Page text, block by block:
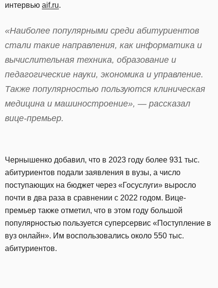
интервью aif.ru.
«Наиболее популярными среди абитуриентов
стали такие направления, как информатика и
вычислительная техника, образование и
педагогические науки, экономика и управление.
Также популярностью пользуются клиническая
медицина и машиностроение», — рассказал
вице-премьер.
Чернышенко добавил, что в 2023 году более 931 тыс.
абитуриентов подали заявления в вузы, а число
поступающих на бюджет через «Госуслуги» выросло
почти в два раза в сравнении с 2022 годом. Вице-
премьер также отметил, что в этом году большой
популярностью пользуется суперсервис «Поступление в
вуз онлайн». Им воспользовались около 550 тыс.
абитуриентов.